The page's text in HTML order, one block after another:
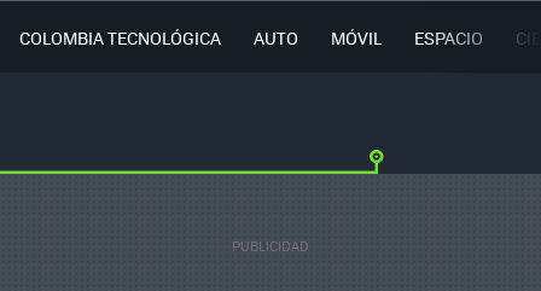
COLOMBIA TECNOLÓGICA AUTO MÓVIL ESPACIO